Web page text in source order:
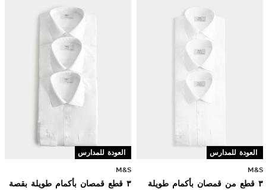
العودة للمدارس
M&S
٣ قطع من قمصان بأكمام طويلة
العودة للمدارس
M&S
٣ قطع قمصان بأكمام طويلة بقصة